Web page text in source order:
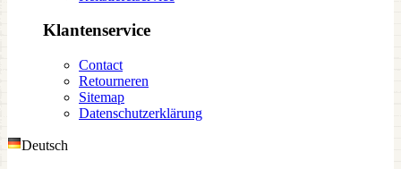
Klantenservice
Contact
Retourneren
Sitemap
Datenschutzerklärung
Deutsch